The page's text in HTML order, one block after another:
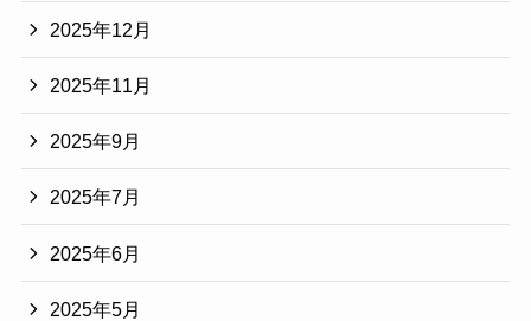
2025年12月
2025年11月
2025年9月
2025年7月
2025年6月
2025年5月